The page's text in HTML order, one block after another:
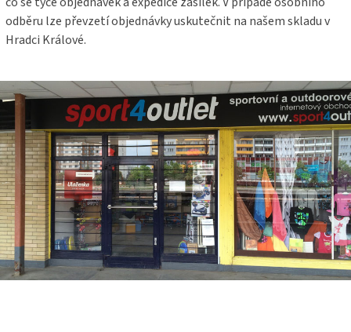
odběru lze převzetí objednávky uskutečnit na našem skladu v
Hradci Králové.